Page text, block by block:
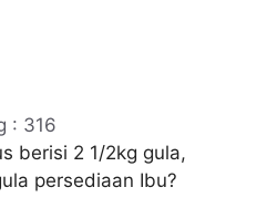
: 316
berisi 2 1/2kg gula,
persediaan Ibu?